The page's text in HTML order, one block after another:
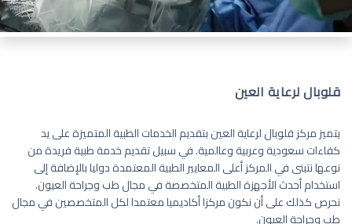
قلوبال لرعاية العين
يتميز مركز قلوبال لرعاية العين بتقديم الخدمات الطبية المتميزة على يد
كفاءات سعودية وعربية وعالمية. في سبيل تقديم خدمة طبية فريدة من
نوعها نتبنى في المركز أعلى المعايير الطبية المعتمدة دوليا بالإضافة إلى
استخدام أحدث الأجهزة الطبية المتخصصة في مجال طب وجراحة العيون.
نحرص كذلك على أن نكون مركزا أكاديميا معتمدا لكل المتخصصين في مجال
طب وجراحة العيون.